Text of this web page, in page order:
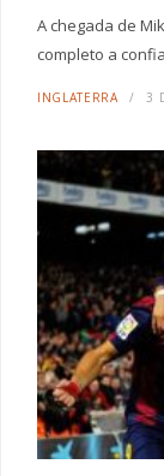
A chegada de
completo a
INGLATERRA 3